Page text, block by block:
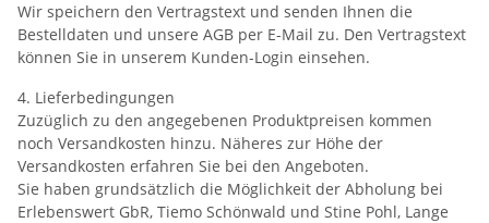
Wir speichern den Vertragstext und senden Ihnen die
Bestelldaten und unsere AGB per E-Mail zu. Den Vertragstext
können Sie in unserem Kunden-Login einsehen.
4. Lieferbedingungen
Zuzüglich zu den angegebenen Produktpreisen kommen
noch Versandkosten hinzu. Näheres zur Höhe der
Versandkosten erfahren Sie bei den Angeboten.
Sie haben grundsätzlich die Möglichkeit der Abholung bei
Erlebenswert GbR, Tiemo Schönwald und Stine Pohl, Lange